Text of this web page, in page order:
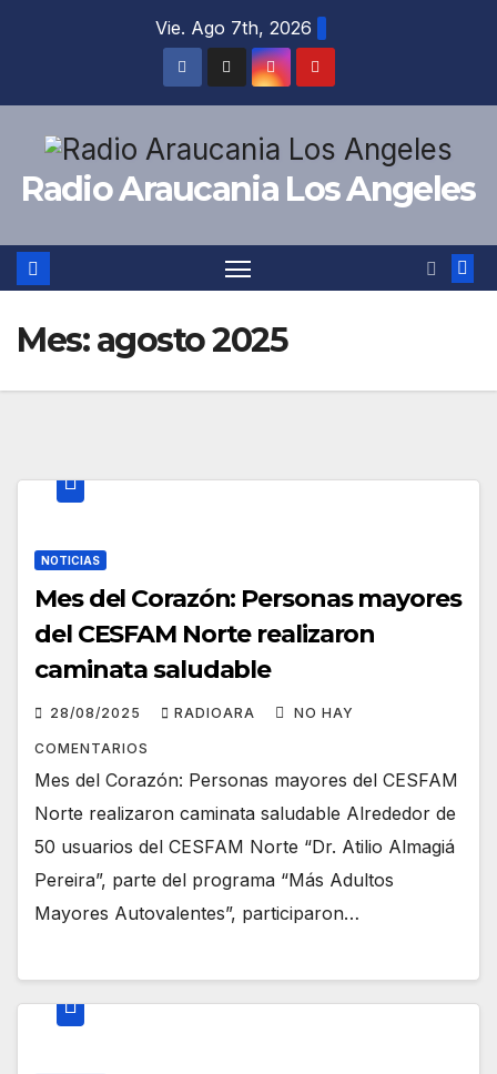
Vie. Ago 7th, 2026
Radio Araucania Los Angeles
Mes:agosto 2025
NOTICIAS
Mes del Corazón: Personas mayores
del CESFAM Norte realizaron
caminata saludable
28/08/2025 RADIOARA NO HAY
COMENTARIOS
Mes del Corazón: Personas mayores del CESFAM
Norte realizaron caminata saludable Alrededor de
50 usuarios del CESFAM Norte “Dr. Atilio Almagiá
Pereira”, parte del programa “Más Adultos
Mayores Autovalentes”, participaron…